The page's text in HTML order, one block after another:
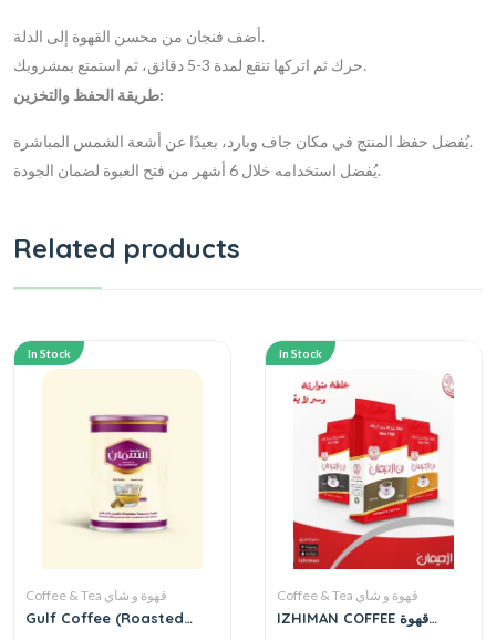
أضف فنجان من محسن القهوة إلى الدلة.
حرك ثم اتركها تنقع لمدة 3-5 دقائق، ثم استمتع بمشروبك.
طريقة الحفظ والتخزين:
يُفضل حفظ المنتج في مكان جاف وبارد، بعيدًا عن أشعة الشمس المباشرة.
يُفضل استخدامه خلال 6 أشهر من فتح العبوة لضمان الجودة.
Related products
In Stock
Coffee & Tea قهوة و شاي
Gulf Coffee (Roasted
In Stock
Coffee & Tea قهوة و شاي
IZHIMAN COFFEE قهوة